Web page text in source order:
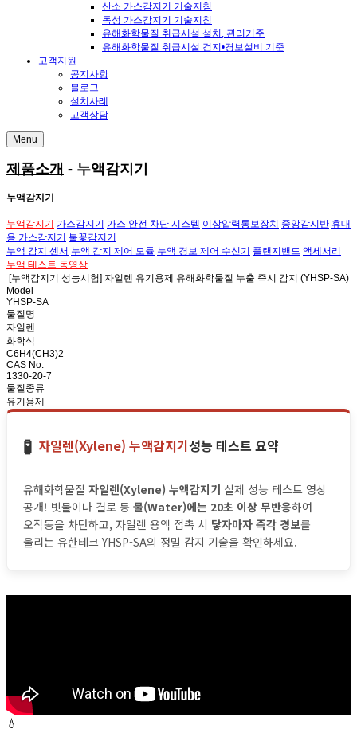
산소 가스감지기 기술지침
독성 가스감지기 기술지침
유해화학물질 취급시설 설치, 관리기준
유해화학물질 취급시설 검지•경보설비 기준
고객지원
공지사항
블로그
설치사례
고객상담
Menu
제품소개 - 누액감지기
누액감지기
누액감지기 가스감지기 가스 안전 차단 시스템 이상압력통보장치 중앙감시반 휴대
용 가스감지기 불꽃감지기
누액 감지 센서 누액 감지 제어 모듈 누액 경보 제어 수신기 플랜지밴드 액세서리
누액 테스트 동영상
[누액감지기 성능시험] 자일렌 유기용제 유해화학물질 누출 즉시 감지 (YHSP-SA)
Model
YHSP-SA
물질명
자일렌
화학식
C6H4(CH3)2
CAS No.
1330-20-7
물질종류
유기용제
🧪 자일렌(Xylene) 누액감지기성능 테스트 요약
유해화학물질 자일렌(Xylene) 누액감지기 실제 성능 테스트 영상
공개! 빗물이나 결로 등 물(Water)에는 20초 이상 무반응하여
오작동을 차단하고, 자일렌 용액 접촉 시 닿자마자 즉각 경보를
울리는 유한테크 YHSP-SA의 정밀 감지 기술을 확인하세요.
💧